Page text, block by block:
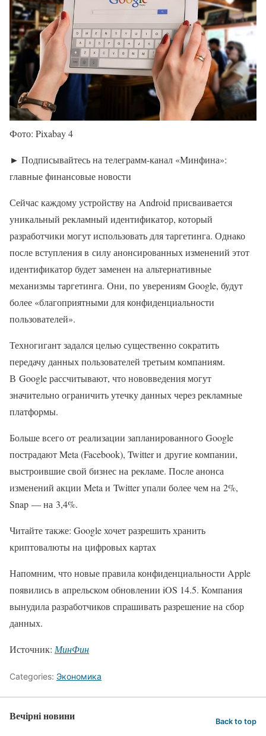
Фото: Pixabay 4
► Подписывайтесь на телеграмм-канал «Минфина»:
главные финансовые новости
Сейчас каждому устройству на Android присваивается
уникальный рекламный идентификатор, который
разработчики могут использовать для таргетинга. Однако
после вступления в силу анонсированных изменений этот
идентификатор будет заменен на альтернативные
механизмы таргетинга. Они, по уверениям Google, будут
более «благоприятными для конфиденциальности
пользователей».
Техногигант задался целью существенно сократить
передачу данных пользователей третьим компаниям.
В Google рассчитывают, что нововведения могут
значительно ограничить утечку данных через рекламные
платформы.
Больше всего от реализации запланированного Google
пострадают Meta (Facebook), Twitter и другие компании,
выстроившие свой бизнес на рекламе. После анонса
изменений акции Meta и Twitter упали более чем на 2%,
Snap — на 3,4%.
Читайте также: Google хочет разрешить хранить
криптовалюты на цифровых картах
Напомним, что новые правила конфиденциальности Apple
появились в апрельском обновлении iOS 14.5. Компания
вынудила разработчиков спрашивать разрешение на сбор
данных.
Источник: МинФин
Categories: Экономика
Вечірні новини Back to top